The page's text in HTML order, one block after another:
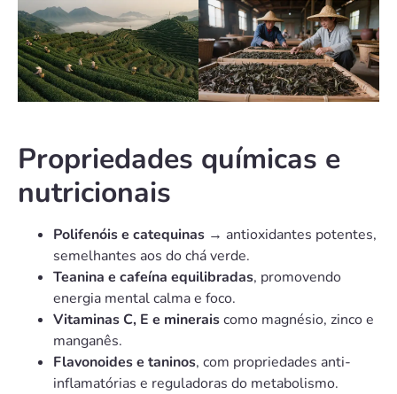
Propriedades químicas e
nutricionais
Polifenóis e catequinas → antioxidantes potentes,
semelhantes aos do chá verde.
Teanina e cafeína equilibradas, promovendo
energia mental calma e foco.
Vitaminas C, E e mineraiscomo magnésio, zinco e
manganês.
Flavonoides e taninos, com propriedades anti-
inflamatórias e reguladoras do metabolismo.